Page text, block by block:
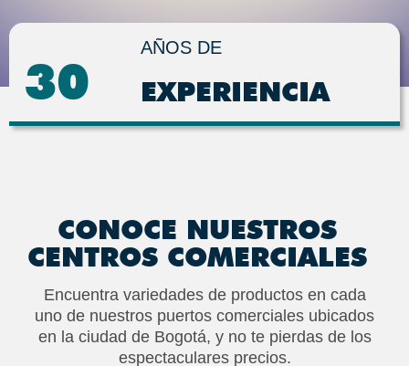
30
AÑOS DE
EXPERIENCIA
CONOCE NUESTROS
CENTROS COMERCIALES
Encuentra variedades de productos en cada
uno de nuestros puertos comerciales ubicados
en la ciudad de Bogotá, y no te pierdas de los
espectaculares precios.